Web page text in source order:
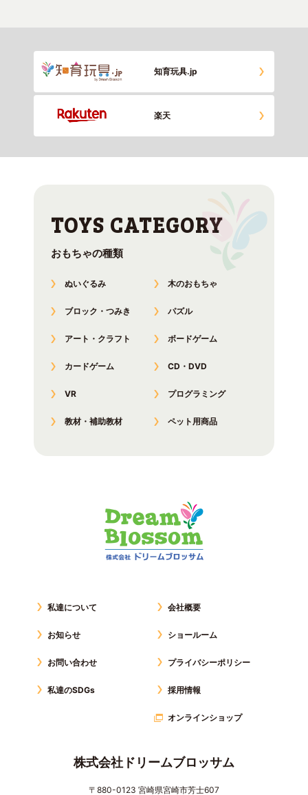
知育玩具.jp
楽天
おもちゃの種類
ぬいぐるみ 木のおもちゃ
ブロック・つみき パズル
アート・クラフト ボードゲーム
カードゲーム CD・DVD
VR プログラミング
教材・補助教材 ペット用商品
私達について
お知らせ
お問い合わせ
私達のSDGs
会社概要
ショールーム
プライバシーポリシー
採用情報
オンラインショップ
株式会社ドリームブロッサム
〒880-0123 宮崎県宮崎市芳士607